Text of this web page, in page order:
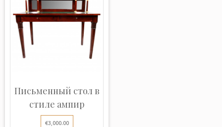
Письменный стол в
стиле ампир
€3,000.00